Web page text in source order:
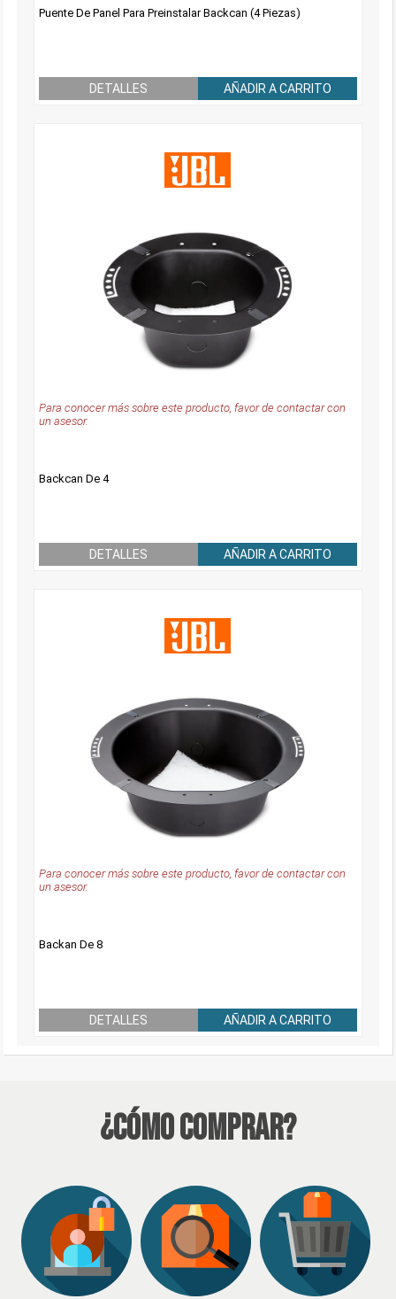
Puente De Panel Para Preinstalar Backcan (4 Piezas)
DETALLES AÑADIR A CARRITO
Para conocer más sobre este producto, favor de contactar con
un asesor.
Backcan De 4
DETALLES AÑADIR A CARRITO
Para conocer más sobre este producto, favor de contactar con
un asesor.
Backan De 8
DETALLES AÑADIR A CARRITO
¿Cómo Comprar?